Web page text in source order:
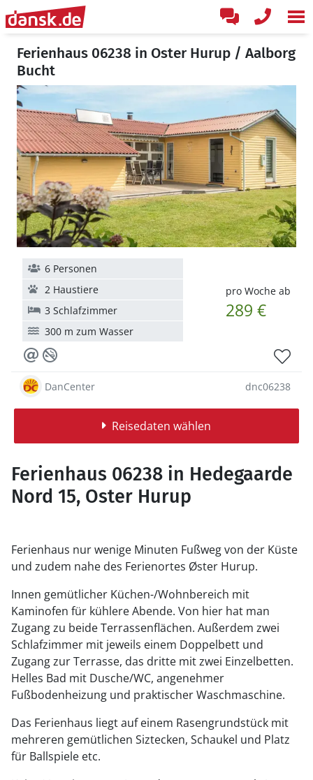
Ferienhaus 06238 in Oster Hurup / Aalborg
Bucht
pro Woche ab
289 €
6 Personen
2 Haustiere
3 Schlafzimmer
300 m zum Wasser
DanCenter dnc06238
Reisedaten wählen
Ferienhaus 06238 in Hedegaarde
Nord 15, Oster Hurup
Ferienhaus nur wenige Minuten Fußweg von der Küste
und zudem nahe des Ferienortes Øster Hurup.
Innen gemütlicher Küchen-/Wohnbereich mit
Kaminofen für kühlere Abende. Von hier hat man
Zugang zu beide Terrassenflächen. Außerdem zwei
Schlafzimmer mit jeweils einem Doppelbett und
Zugang zur Terrasse, das dritte mit zwei Einzelbetten.
Helles Bad mit Dusche/WC, angenehmer
Fußbodenheizung und praktischer Waschmaschine.
Das Ferienhaus liegt auf einem Rasengrundstück mit
mehreren gemütlichen Siztecken, Schaukel und Platz
für Ballspiele etc.